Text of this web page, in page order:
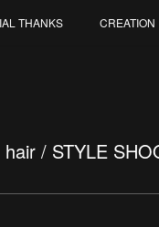
THANKS CREATION
/ STYLE